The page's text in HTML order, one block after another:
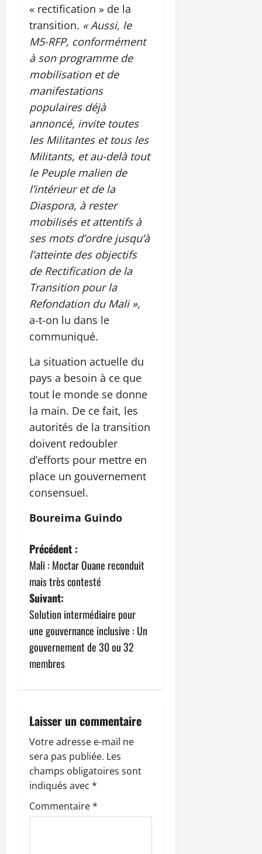
« rectification » de la
transition. « Aussi, le
M5-RFP, conformément
à son programme de
mobilisation et de
manifestations
populaires déjà
annoncé, invite toutes
les Militantes et tous les
Militants, et au-delà tout
le Peuple malien de
l’intérieur et de la
Diaspora, à rester
mobilisés et attentifs à
ses mots d’ordre jusqu’à
l’atteinte des objectifs
de Rectification de la
Transition pour la
Refondation du Mali »,
a-t-on lu dans le
communiqué.
La situation actuelle du
pays a besoin à ce que
tout le monde se donne
la main. De ce fait, les
autorités de la transition
doivent redoubler
d’efforts pour mettre en
place un gouvernement
consensuel.
Boureima Guindo
N
a
v
i
g
a
i
o
n
d
’
Précédent :
Mali : Moctar Ouane reconduit
mais très contesté
Suivant:
Solution intermédiaire pour
une gouvernance inclusive : Un
gouvernement de 30 ou 32
membres
Laisser un commentaire
Votre adresse e-mail ne
sera pas publiée. Les
champs obligatoires sont
indiqués avec *
Commentaire*